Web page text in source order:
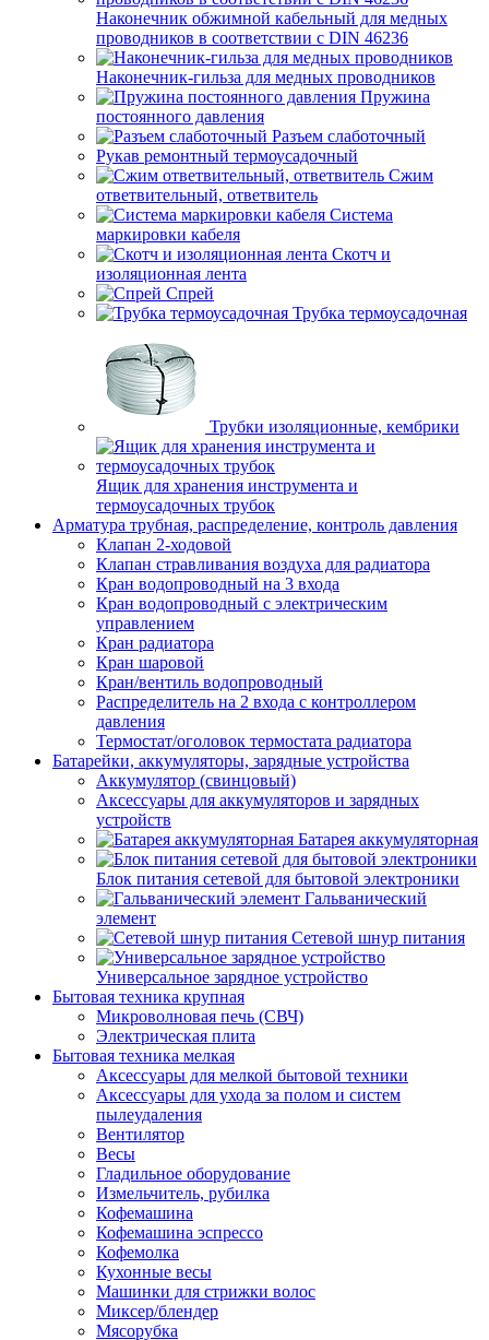
Наконечник обжимной кабельный для медных
проводников в соответствии с DIN 46236
Наконечник-гильза для медных проводников
Пружина
постоянного давления
Разъем слаботочный
Рукав ремонтный термоусадочный
Сжим
ответвительный, ответвитель
Система
маркировки кабеля
Скотч и
изоляционная лента
Спрей
Трубка термоусадочная
Трубки изоляционные, кембрики
Ящик для хранения инструмента и
термоусадочных трубок
Арматура трубная, распределение, контроль давления
Клапан 2-ходовой
Клапан стравливания воздуха для радиатора
Кран водопроводный на 3 входа
Кран водопроводный с электрическим
управлением
Кран радиатора
Кран шаровой
Кран/вентиль водопроводный
Распределитель на 2 входа с контроллером
давления
Термостат/оголовок термостата радиатора
Батарейки, аккумуляторы, зарядные устройства
Аккумулятор (свинцовый)
Аксессуары для аккумуляторов и зарядных
устройств
Батарея аккумуляторная
Блок питания сетевой для бытовой электроники
Гальванический
элемент
Сетевой шнур питания
Универсальное зарядное устройство
Бытовая техника крупная
Микроволновая печь (СВЧ)
Электрическая плита
Бытовая техника мелкая
Аксессуары для мелкой бытовой техники
Аксессуары для ухода за полом и систем
пылеудаления
Вентилятор
Весы
Гладильное оборудование
Измельчитель, рубилка
Кофемашина
Кофемашина эспрессо
Кофемолка
Кухонные весы
Машинки для стрижки волос
Миксер/блендер
Мясорубка